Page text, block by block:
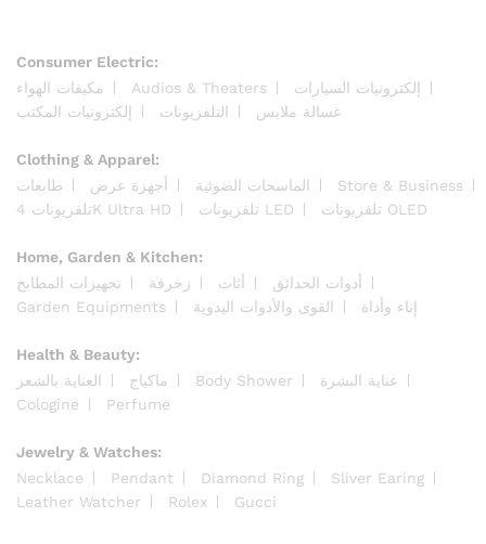
Consumer Electric:
مكيفات الهواء
Audios & Theaters
إلكترونيات السيارات
إلكترونيات المكتب
التلفزيونات غسالة ملابس
Clothing & Apparel:
طابعات
أجهزة عرض الماسحات الضوئية
Store & Business
تلفزيونات 4K Ultra HD
تلفزيونات LED تلفزيونات OLED
Home, Garden & Kitchen:
تجهيزات المطابخ
زخرفة أثاث
أدوات الحدائق
Garden Equipments
القوى والأدوات اليدوية إناء وأداة
Health & Beauty:
العناية بالشعر
ماكياج Body Shower
عناية البشرة
Cologine
Perfume
Jewelry & Watches:
Necklace
Pendant Diamond Ring
Sliver Earing
Leather Watcher
Rolex Gucci